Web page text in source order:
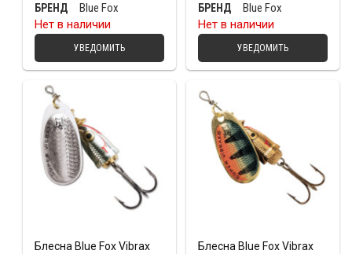
БРЕНД
Blue Fox
Нет в наличии
УВЕДОМИТЬ
БРЕНД
Blue Fox
Нет в наличии
УВЕДОМИТЬ
Блесна Blue Fox Vibrax
Блесна Blue Fox Vibrax